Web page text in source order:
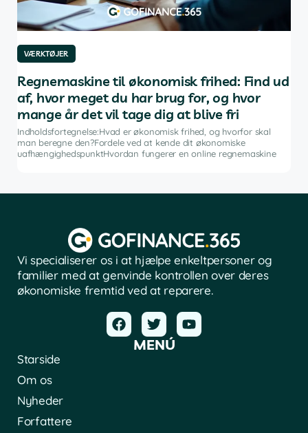
VÆRKTØJER
Regnemaskine til økonomisk frihed: Find ud
af, hvor meget du har brug for, og hvor
mange år det vil tage dig at blive fri
Indholdsfortegnelse:Hvad er økonomisk frihed, og hvorfor skal
man beregne den?Fordele ved at kende dit økonomiske
uafhængighedspunktHvordan fungerer en online regnemaskine
Vi specialiserer os i at hjælpe enkeltpersoner og
familier med at genvinde kontrollen over deres
økonomiske fremtid ved at reparere.
MENÚ
Starside
Om os
Nyheder
Forfattere